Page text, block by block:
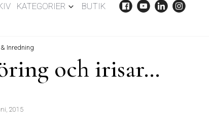
KATEGORIER BUTIK
Inredning
och irisar…
2015